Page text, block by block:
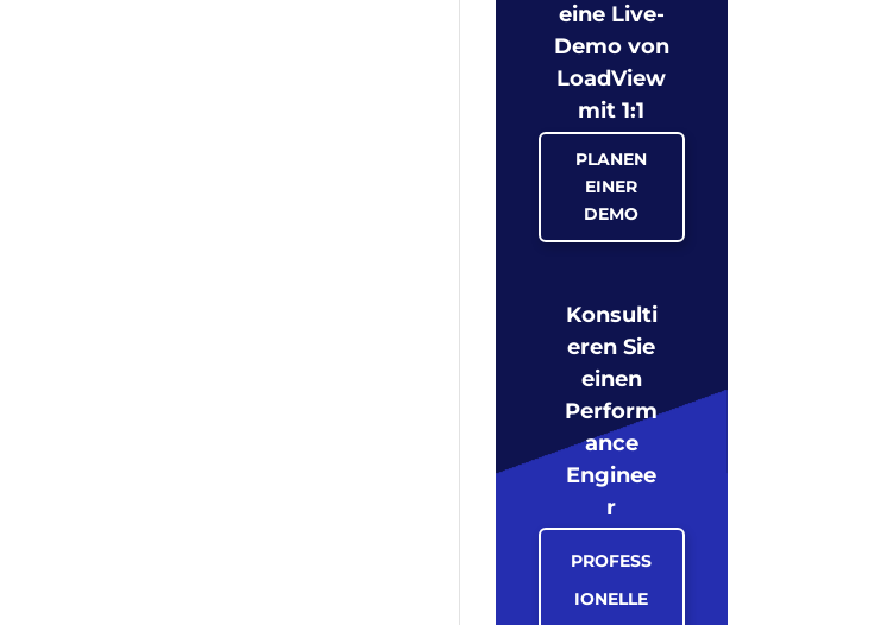
eine Live-
Demo von
LoadView
mit 1:1
PLANEN
EINER
DEMO
Konsulti
eren Sie
einen
Perform
ance
Enginee
r
PROFESS
IONELLE